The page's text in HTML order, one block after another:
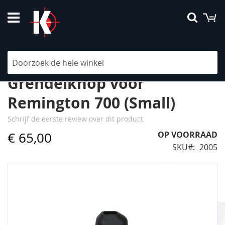
naar
de
Bolt Lift SV Black,
Grendelknop voor
Remington 700 (Small)
Schrijf de eerste review over dit product
€ 65,00
OP VOORRAAD
SKU
2005